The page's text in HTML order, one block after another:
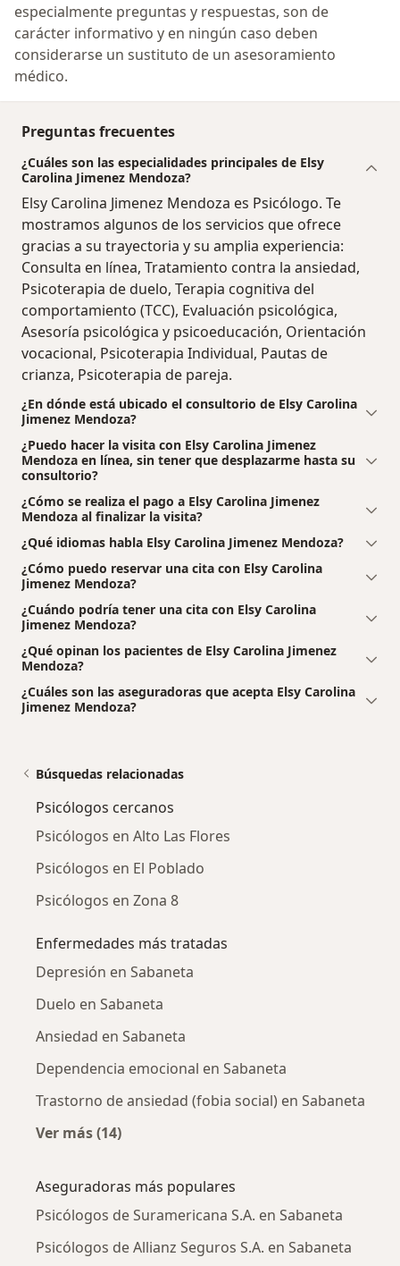
especialmente preguntas y respuestas, son de
carácter informativo y en ningún caso deben
considerarse un sustituto de un asesoramiento
médico.
Preguntas frecuentes
¿Cuáles son las especialidades principales de Elsy
Carolina Jimenez Mendoza?
Elsy Carolina Jimenez Mendoza es Psicólogo. Te
mostramos algunos de los servicios que ofrece
gracias a su trayectoria y su amplia experiencia:
Consulta en línea, Tratamiento contra la ansiedad,
Psicoterapia de duelo, Terapia cognitiva del
comportamiento (TCC), Evaluación psicológica,
Asesoría psicológica y psicoeducación, Orientación
vocacional, Psicoterapia Individual, Pautas de
crianza, Psicoterapia de pareja.
¿En dónde está ubicado el consultorio de Elsy Carolina
Jimenez Mendoza?
¿Puedo hacer la visita con Elsy Carolina Jimenez
Mendoza en línea, sin tener que desplazarme hasta su
consultorio?
¿Cómo se realiza el pago a Elsy Carolina Jimenez
Mendoza al finalizar la visita?
¿Qué idiomas habla Elsy Carolina Jimenez Mendoza?
¿Cómo puedo reservar una cita con Elsy Carolina
Jimenez Mendoza?
¿Cuándo podría tener una cita con Elsy Carolina
Jimenez Mendoza?
¿Qué opinan los pacientes de Elsy Carolina Jimenez
Mendoza?
¿Cuáles son las aseguradoras que acepta Elsy Carolina
Jimenez Mendoza?
Búsquedas relacionadas
Psicólogos cercanos
Psicólogos en Alto Las Flores
Psicólogos en El Poblado
Psicólogos en Zona 8
Enfermedades más tratadas
Depresión en Sabaneta
Duelo en Sabaneta
Ansiedad en Sabaneta
Dependencia emocional en Sabaneta
Trastorno de ansiedad (fobia social) en Sabaneta
Ver más (14)
Aseguradoras más populares
Psicólogos de Suramericana S.A. en Sabaneta
Psicólogos de Allianz Seguros S.A. en Sabaneta